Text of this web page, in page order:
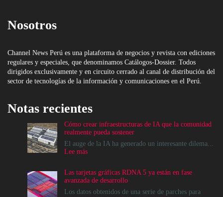
Nosotros
Channel News Perú es una plataforma de negocios y revista con ediciones
regulares y especiales, que denominamos Catálogos-Dossier. Todos
dirigidos exclusivamente y en circuito cerrado al canal de distribución del
sector de tecnologías de la información y comunicaciones en el Perú.
Notas recientes
Cómo crear infraestructuras de IA que la comunidad
realmente pueda sostener
El auge de la IA ha generado un interesante dilema...
Lee más:
infraestructuras
de
IA
Las tarjetas gráficas RDNA 5 ya están en fase
avanzada de desarrollo
Los datos obtenidos de una serie de parches para